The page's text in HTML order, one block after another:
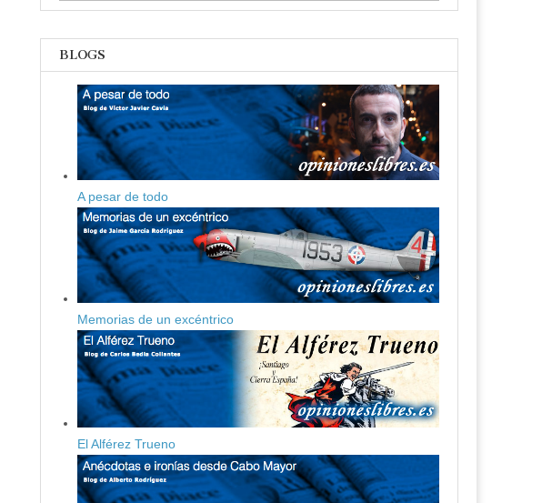
BLOGS
A pesar de todo
Memorias de un excéntrico
El Alférez Trueno